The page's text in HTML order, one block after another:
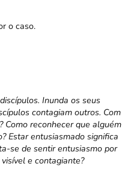
o caso.
Inunda os seus
contagiam outros. Com
Como reconhecer que alguém
Estar entusiasmado significa
se de sentir entusiasmo por
e contagiante?